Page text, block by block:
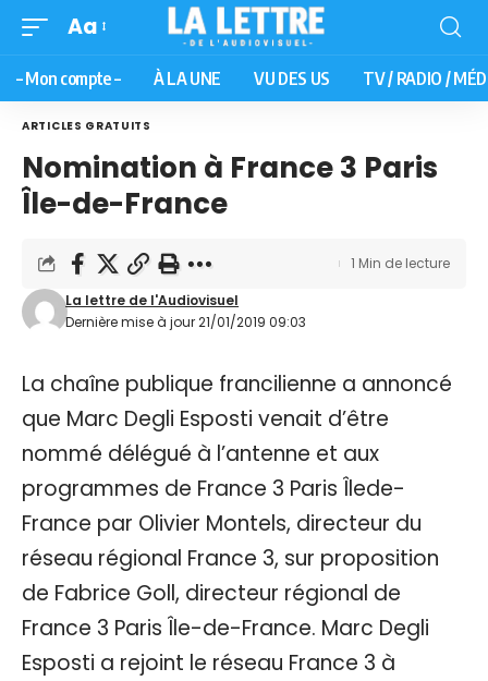
Aa
– Mon compte – À LA UNE VU DES US TV / RADIO /
ARTICLES GRATUITS
Nomination à France 3 Paris
Île-de-France
Dernière mise à jour 21/01/2019 09:03
La lettre de l'Audiovisuel
1 Min de lecture
La chaîne publique francilienne a annoncé
que Marc Degli Esposti venait d’être
nommé délégué à l’antenne et aux
programmes de France 3 Paris Îlede-
France par Olivier Montels, directeur du
réseau régional France 3, sur proposition
de Fabrice Goll, directeur régional de
France 3 Paris Île-de-France. Marc Degli
Esposti a rejoint le réseau France 3 à